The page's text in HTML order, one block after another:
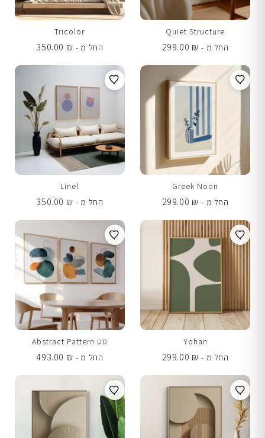
Quiet Structure
החל מ -
299.00 ₪
Tricolor
החל מ -
350.00 ₪
Greek Noon
החל מ -
299.00 ₪
Linel
החל מ -
350.00 ₪
Yohan
החל מ -
299.00 ₪
סט Abstract Pattern
החל מ -
493.00 ₪